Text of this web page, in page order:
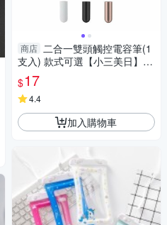
商店 二合一雙頭觸控電容筆(1
支入) 款式可選【小三美日】D
S014881 文具
$17
4.4
加入購物車